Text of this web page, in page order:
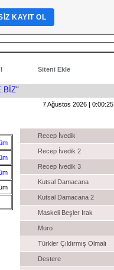
Siteni Ekle
7 Ağustos 2026 | 0:00:25
Recep İvedik
Recep İvedik 2
Recep İvedik 3
Kutsal Damacana
Kutsal Damacana 2
Maskeli Beşler Irak
Muro
Türkler Çıldırmış Olmalı
Destere
KAYIT OL